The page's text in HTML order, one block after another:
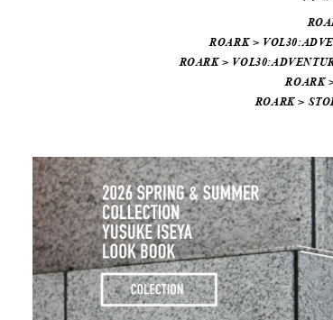
ROARK>
ROARK>
ROARK
ROARK>